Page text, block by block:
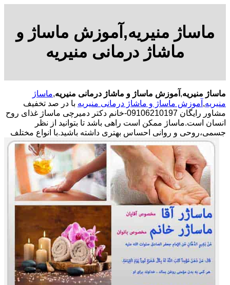
ماساژ منیریه,آموزش ماساژ و
ماشاژ درمانی منیریه
ماساژ منیریه, آموزش ماساژ و ماشاژ درمانی منیریه,ماساژ
منیریه, آموزش ماساژ و ماشاژ درمانی منیریه با در صد تخفیف
مشاور رایگان 09106210197-خانم دکتر دمیرچی ماساژ غذای روح
انسان است.ماساژ ممکن است راهی باشد تا بتوانید از نظر
جسمی،روحی و روانی احساس بهتری داشته باشید.با انواع مختلف